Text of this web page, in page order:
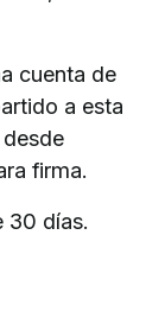
cuenta de
a esta
firma.
30 días.